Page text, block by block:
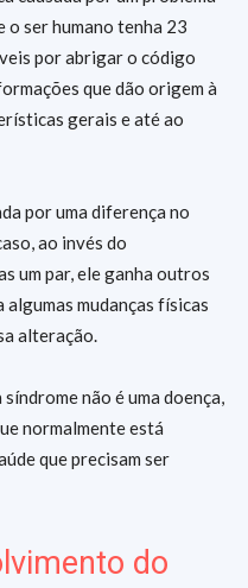
o ser humano tenha 23
por abrigar o código
que dão origem à
gerais e até ao
por uma diferença no
ao invés do
um par, ele ganha outros
mudanças físicas
alteração.
não é uma doença,
normalmente está
que precisam ser
do